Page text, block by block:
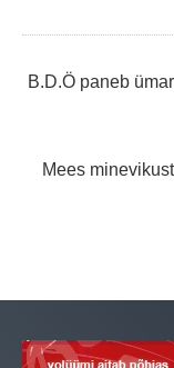
B.D.Ö paneb
Mees